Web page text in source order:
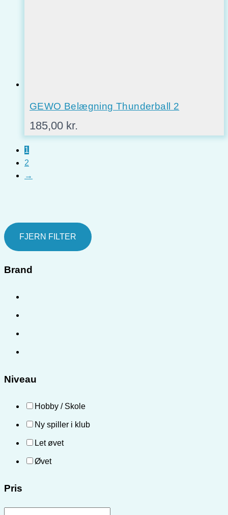
FJERN FILTER
Brand
Niveau
Hobby / Skole
Ny spiller i klub
Let øvet
Øvet
Pris
GEWO Belægning Thunderball 2
185,00 kr.
1
2
→